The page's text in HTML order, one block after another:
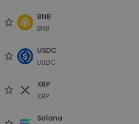
BNB
BNB
USDC
USDC
XRP
XRP
Solana